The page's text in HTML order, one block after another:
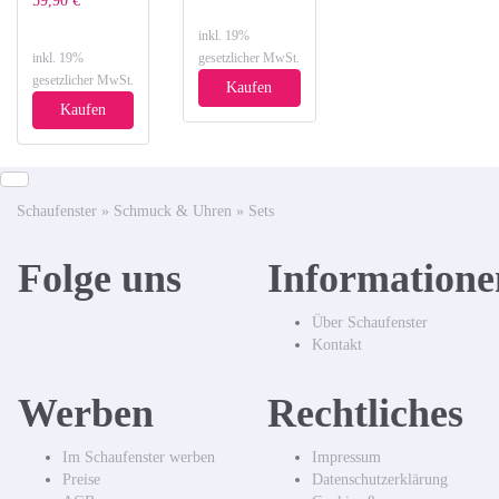
inkl. 19%
gesetzlicher MwSt.
Kaufen
inkl. 19%
gesetzlicher MwSt.
Kaufen
Schaufenster » Schmuck & Uhren » Sets
Folge uns
Über Schaufenster
Kontakt
Werben
Im Schaufenster werben
Preise
Rechtliches
Impressum
Datenschutzerklärung